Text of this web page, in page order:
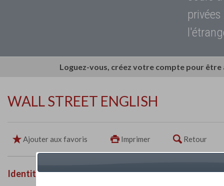
Loguez-vous, créez votre compte pour
WALL STREET ENGLISH
Ajouter aux favoris Imprimer Retour
Identité de l'établissement